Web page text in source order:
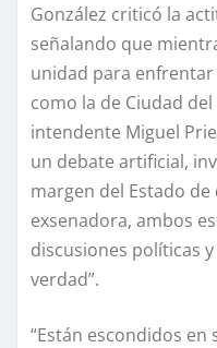
González criticó la
señalando que
unidad para
como la de Ciudad
intendente Miguel
un debate artificial,
margen del Estado de
exsenadora, ambos
discusiones políticas
verdad”.
“Están escondidos